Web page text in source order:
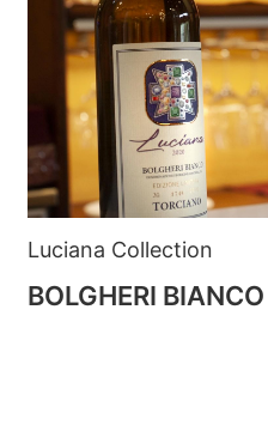
Luciana Collection
BOLGHERI BIANCO